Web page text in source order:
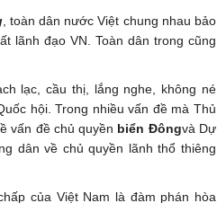
, toàn dân nước Việt chung nhau bảo
lãnh đạo VN. Toàn dân trong cũng
lạc, cầu thị, lắng nghe, không né
hội. Trong nhiều vấn đề mà Thủ
vấn đề chủ quyền biển Đôngvà Dự
dân về chủ quyền lãnh thổ thiêng
của Việt Nam là đàm phán hòa